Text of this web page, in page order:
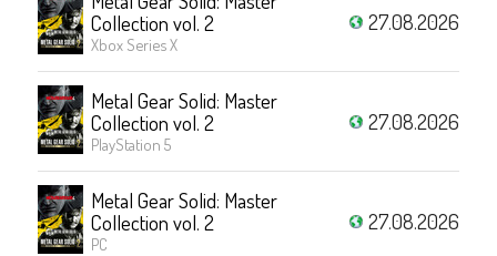
Collection vol. 2
Xbox Series X
27.08.2026
Metal Gear Solid: Master
Collection vol. 2
PlayStation 5
27.08.2026
Metal Gear Solid: Master
Collection vol. 2
PC
27.08.2026